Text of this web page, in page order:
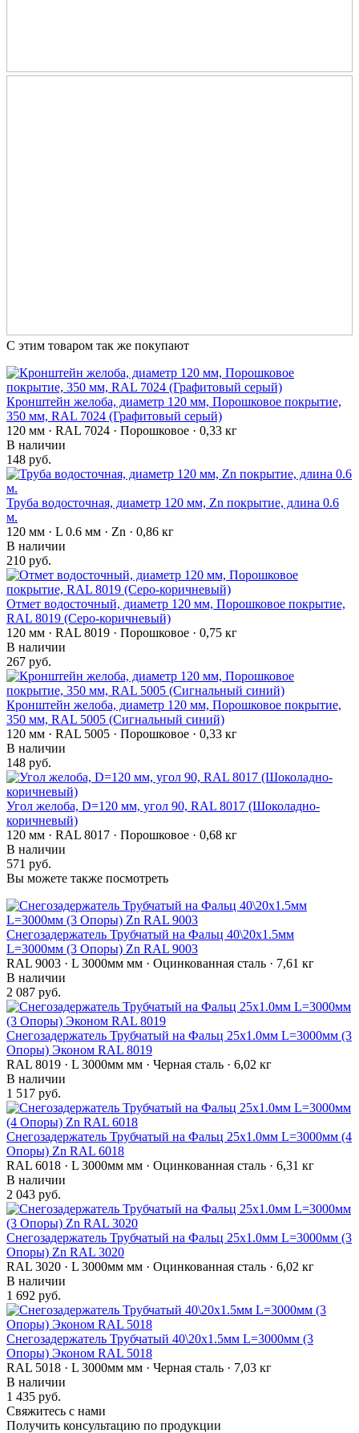
С этим товаром так же покупают
Кронштейн желоба, диаметр 120 мм, Порошковое покрытие,
350 мм, RAL 7024 (Графитовый серый)
120 мм · RAL 7024 · Порошковое · 0,33 кг
В наличии
148 руб.
Труба водосточная, диаметр 120 мм, Zn покрытие, длина 0.6
м.
120 мм · L 0.6 мм · Zn · 0,86 кг
В наличии
210 руб.
Отмет водосточный, диаметр 120 мм, Порошковое покрытие,
RAL 8019 (Серо-коричневый)
120 мм · RAL 8019 · Порошковое · 0,75 кг
В наличии
267 руб.
Кронштейн желоба, диаметр 120 мм, Порошковое покрытие,
350 мм, RAL 5005 (Сигнальный синий)
120 мм · RAL 5005 · Порошковое · 0,33 кг
В наличии
148 руб.
Угол желоба, D=120 мм, угол 90, RAL 8017 (Шоколадно-
коричневый)
120 мм · RAL 8017 · Порошковое · 0,68 кг
В наличии
571 руб.
Вы можете также посмотреть
Снегозадержатель Трубчатый на Фальц 40\20х1.5мм
L=3000мм (3 Опоры) Zn RAL 9003
RAL 9003 · L 3000мм мм · Оцинкованная сталь · 7,61 кг
В наличии
2 087 руб.
Снегозадержатель Трубчатый на Фальц 25х1.0мм L=3000мм (3
Опоры) Эконом RAL 8019
RAL 8019 · L 3000мм мм · Черная сталь · 6,02 кг
В наличии
1 517 руб.
Снегозадержатель Трубчатый на Фальц 25х1.0мм L=3000мм (4
Опоры) Zn RAL 6018
RAL 6018 · L 3000мм мм · Оцинкованная сталь · 6,31 кг
В наличии
2 043 руб.
Снегозадержатель Трубчатый на Фальц 25х1.0мм L=3000мм (3
Опоры) Zn RAL 3020
RAL 3020 · L 3000мм мм · Оцинкованная сталь · 6,02 кг
В наличии
1 692 руб.
Снегозадержатель Трубчатый 40\20х1.5мм L=3000мм (3
Опоры) Эконом RAL 5018
RAL 5018 · L 3000мм мм · Черная сталь · 7,03 кг
В наличии
1 435 руб.
Свяжитесь с нами
Получить консультацию по продукции